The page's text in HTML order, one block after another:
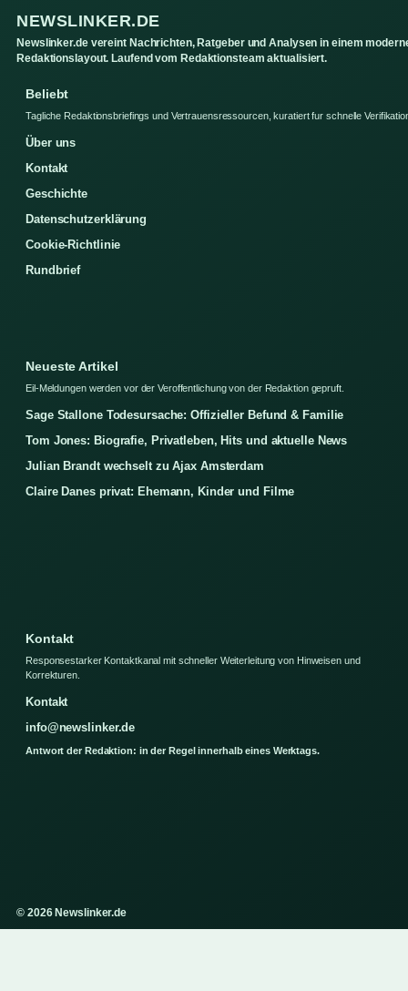
NEWSLINKER.DE
Newslinker.de vereint Nachrichten, Ratgeber und Analysen in einem
Redaktionslayout. Laufend vom Redaktionsteam aktualisiert.
Beliebt
Tagliche Redaktionsbriefings und Vertrauensressourcen, kuratiert fur schnelle
Über uns
Kontakt
Geschichte
Datenschutzerklärung
Cookie-Richtlinie
Rundbrief
Neueste Artikel
Eil-Meldungen werden vor der Veroffentlichung von der Redaktion gepruft.
Sage Stallone Todesursache: Offizieller Befund & Familie
Tom Jones: Biografie, Privatleben, Hits und aktuelle News
Julian Brandt wechselt zu Ajax Amsterdam
Claire Danes privat: Ehemann, Kinder und Filme
Kontakt
Responsestarker Kontaktkanal mit schneller Weiterleitung von Hinweisen und
Korrekturen.
Kontakt
info@newslinker.de
Antwort der Redaktion: in der Regel innerhalb eines Werktags.
© 2026 Newslinker.de